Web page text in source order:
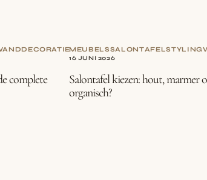
complete
MEUBELSSALONTAFELSTYLING
16 JUNI 2026
Salontafel kiezen: hout, marmer
organisch?